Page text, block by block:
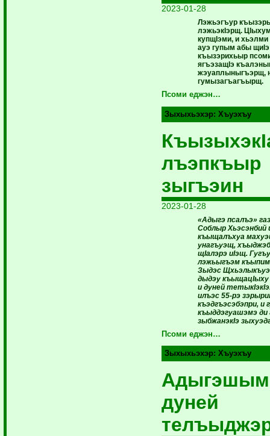
2023-01-28
Лэжьэгъур
лэжьэкIэрщ.
купщIэми, и
ауэ гупым абы
къызэрихьыр
ягъэзащIэ
жэуаплыныгъэрщ,
гумызагъагъырщ.
Псоми еджэн…
Зыхыхьэхэр:Хъуэхъу
лъэпкъыр
зыгъэин
2023-01-28
«Адыгэ псалъэ»
Соблыр
къыщалъхуа
унагъуэщ,
щIалэрэ иIэщ.
лэжьыгъэм
Зыдэс
дыдэу къыщацIыху
и дуней
илъэс 55-рэ
къэдгъэсэбэпри, и
къыддэгуашэмэ ди
зыбжанэкIэ
Псоми еджэн…
Зыхыхьэхэр:Хъуэхъу
дуней